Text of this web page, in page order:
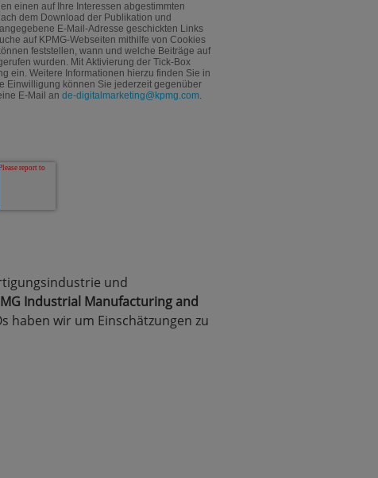
einen auf Ihre Interessen abgestimmten
dem Download der Publikation und
E-Mail-Adresse geschickten Links
auf KPMG-Webseiten mithilfe von Cookies
feststellen, wann und welche Beiträge auf
wurden. Mit Aktivierung der Tick-Box
ein. Weitere Informationen hierzu finden Sie in
Einwilligung können Sie jederzeit gegenüber
E-Mail ande-digitalmarketing@kpmg.com.
und
Industrial Manufacturing and
haben wir um Einschätzungen zu